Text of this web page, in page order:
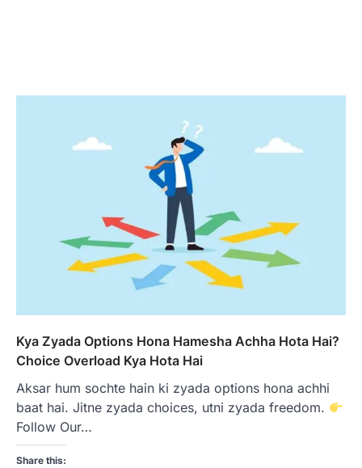
Kya Zyada Options Hona Hamesha Achha Hota Hai?
Choice Overload Kya Hota Hai
Aksar hum sochte hain ki zyada options hona achhi
baat hai. Jitne zyada choices, utni zyada freedom.
Follow Our…
Share this: